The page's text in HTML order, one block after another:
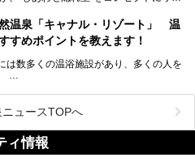
能できるお風呂や、新設・改装された客
泉水で作られたお料理……。
温泉「キャナル・リゾート」 温
すめポイントを教えます！
は数多くの温浴施設があり、多くの人を
していきます！
パー銭湯や日帰り温泉が多く、「どこに
んでしまう方も多いと思います。
にして「キャナル・リゾート」に出かけ
しょうか？
ュースTOPへ
ィ情報